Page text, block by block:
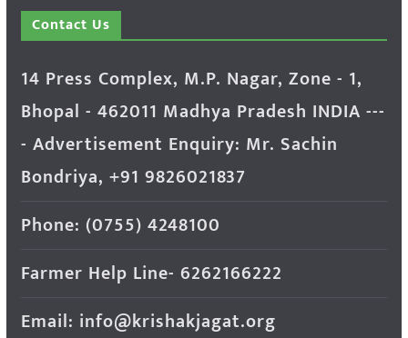
Contact Us
14 Press Complex, M.P. Nagar, Zone - 1,
Bhopal - 462011 Madhya Pradesh INDIA ---
- Advertisement Enquiry: Mr. Sachin
Bondriya, +91 9826021837
Phone: (0755) 4248100
Farmer Help Line- 6262166222
Email: info@krishakjagat.org